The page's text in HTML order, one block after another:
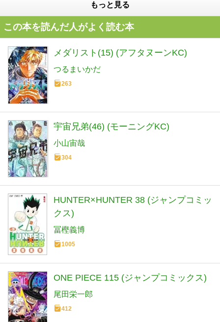
もっと見る
この本を読んだ人がよく読む本
メダリスト(15) (アフタヌーンKC)
つるまいかだ
263
宇宙兄弟(46) (モーニングKC)
小山宙哉
304
HUNTER×HUNTER 38 (ジャンプコミッ
クス)
冨樫義博
1005
ONE PIECE 115 (ジャンプコミックス)
尾田栄一郎
412